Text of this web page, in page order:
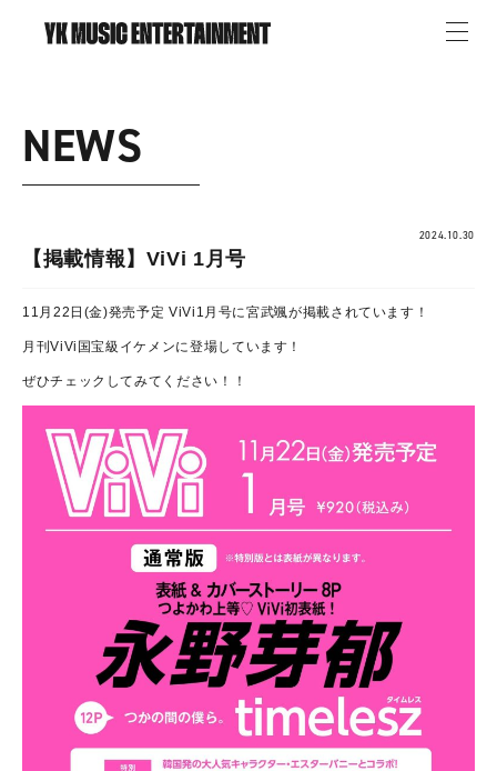
NEWS
2024.10.30
【掲載情報】ViVi 1月号
11月22日(金)発売予定 ViVi1月号に宮武颯が掲載されています！
月刊ViVi国宝級イケメンに登場しています！
ぜひチェックしてみてください！！